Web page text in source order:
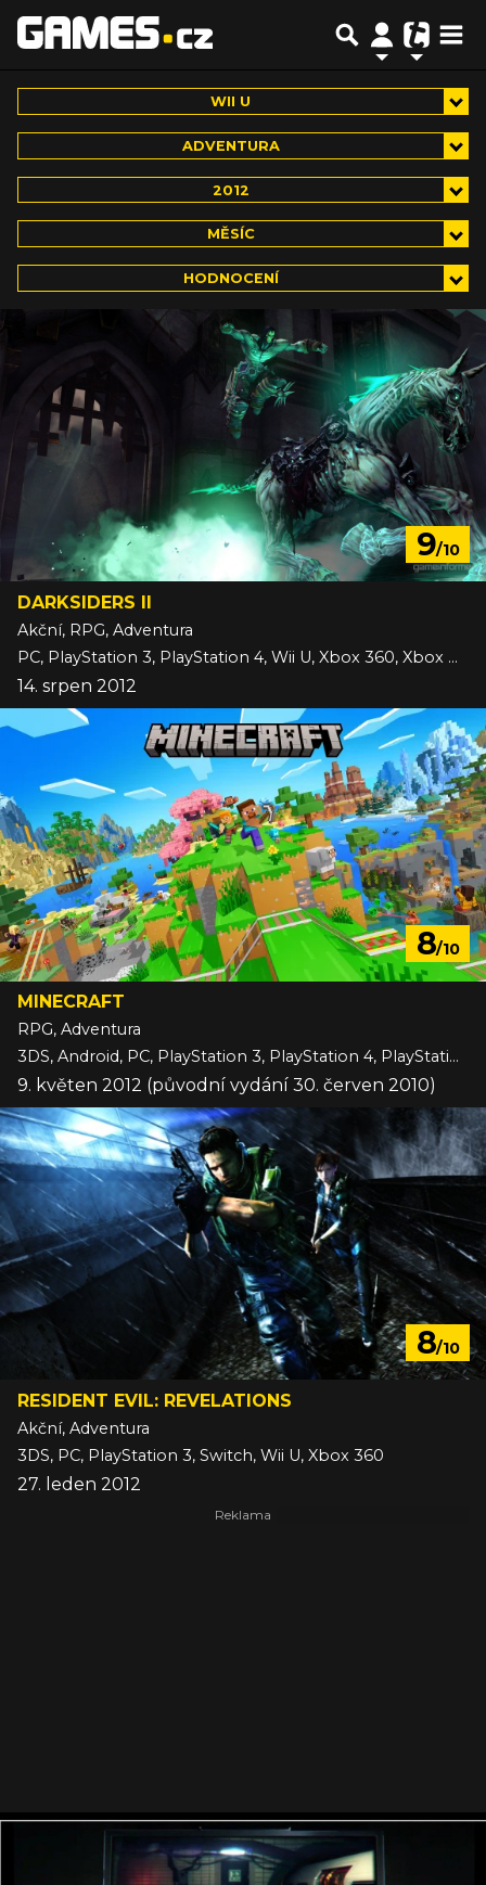
WII U
ADVENTURA
2012
MĚSÍC
HODNOCENÍ
9/10
DARKSIDERS II
Akční, RPG, Adventura
PC, PlayStation 3, PlayStation 4, Wii U, Xbox 360, Xbox One
14. srpen 2012
8/10
MINECRAFT
RPG, Adventura
3DS, Android, PC, PlayStation 3, PlayStation 4, PlayStation 5, Switch, Switch 2, VITA, Wii U, Xbox 360, Xbox One, Xbox Series, iOS
9. květen 2012 (původní vydání 30. červen 2010)
8/10
RESIDENT EVIL: REVELATIONS
Akční, Adventura
3DS, PC, PlayStation 3, Switch, Wii U, Xbox 360
27. leden 2012